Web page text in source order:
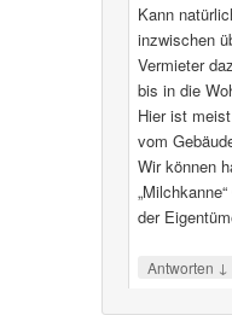
Kann
inzwischen
Vermieter
bis in die
Hier ist
vom
Wir können
der
Antworten ↓